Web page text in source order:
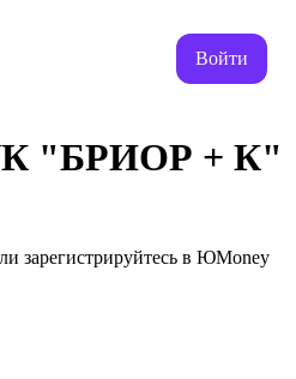
Войти
"БРИОР + К"
зарегистрируйтесь в ЮMoney